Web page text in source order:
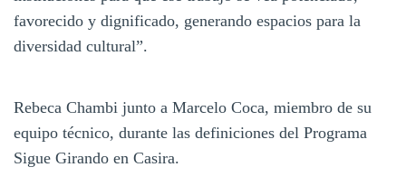
favorecido y dignificado, generando espacios para la
diversidad cultural”.
Rebeca Chambi junto a Marcelo Coca, miembro de su
equipo técnico, durante las definiciones del Programa
Sigue Girando en Casira.